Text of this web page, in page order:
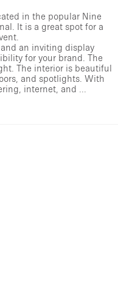
in the popular Nine
It is a great spot for a
an inviting display
for your brand. The
The interior is beautiful
and spotlights. With
internet, and ...